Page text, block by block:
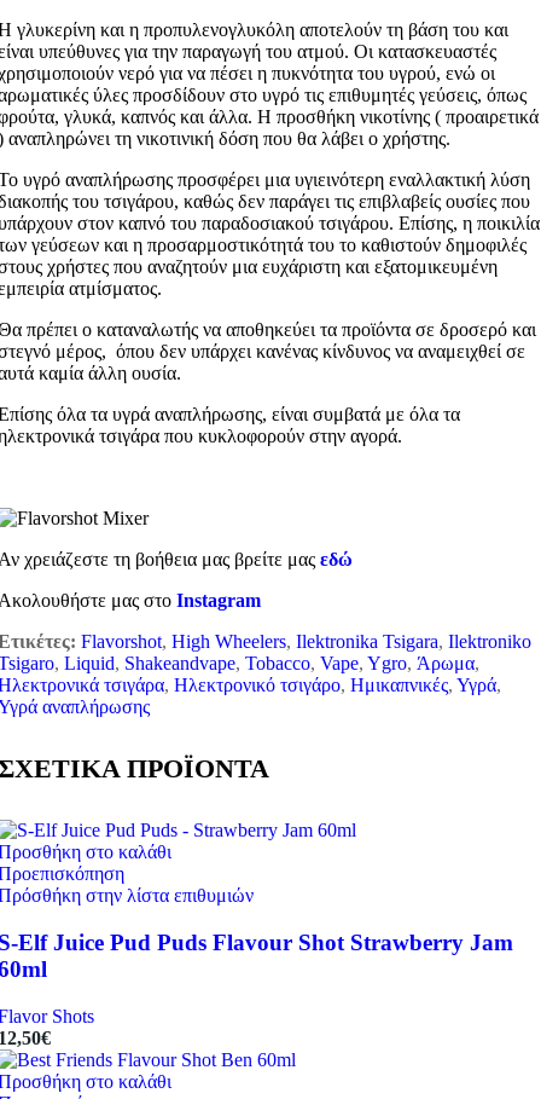
γλυκερίνη και η προπυλενογλυκόλη αποτελούν τη βάση του και
υπεύθυνες για την παραγωγή του ατμού. Οι κατασκευαστές
νερό για να πέσει η πυκνότητα του υγρού, ενώ οι
ύλες προσδίδουν στο υγρό τις επιθυμητές γεύσεις, όπως
γλυκά, καπνός και άλλα. Η προσθήκη νικοτίνης ( προαιρετικά
αναπληρώνει τη νικοτινική δόση που θα λάβει ο χρήστης.
υγρό αναπλήρωσης προσφέρει μια υγιεινότερη εναλλακτική λύση
του τσιγάρου, καθώς δεν παράγει τις επιβλαβείς ουσίες που
στον καπνό του παραδοσιακού τσιγάρου. Επίσης, η ποικιλία
γεύσεων και η προσαρμοστικότητά του το καθιστούν δημοφιλές
χρήστες που αναζητούν μια ευχάριστη και εξατομικευμένη
ατμίσματος.
πρέπει ο καταναλωτής να αποθηκεύει τα προϊόντα σε δροσερό και
μέρος, όπου δεν υπάρχει κανένας κίνδυνος να αναμειχθεί σε
καμία άλλη ουσία.
όλα τα υγρά αναπλήρωσης, είναι συμβατά με όλα τα
τσιγάρα που κυκλοφορούν στην αγορά.
χρειάζεστε τη βοήθεια μας βρείτε μας εδώ
μας στο Instagram
Flavorshot, High Wheelers, Ilektronika Tsigara, Ilektroniko
, Liquid, Shakeandvape, Tobacco, Vape, Ygro, Άρωμα,
τσιγάρα, Ηλεκτρονικό τσιγάρο, Ημικαπνικές, Υγρά,
αναπλήρωσης
ΠΡΟΪΟΝΤΑ
στο καλάθι
στην λίστα επιθυμιών
Elf Juice Pud Puds Flavour Shot Strawberry Jam
Shots
€
στο καλάθι